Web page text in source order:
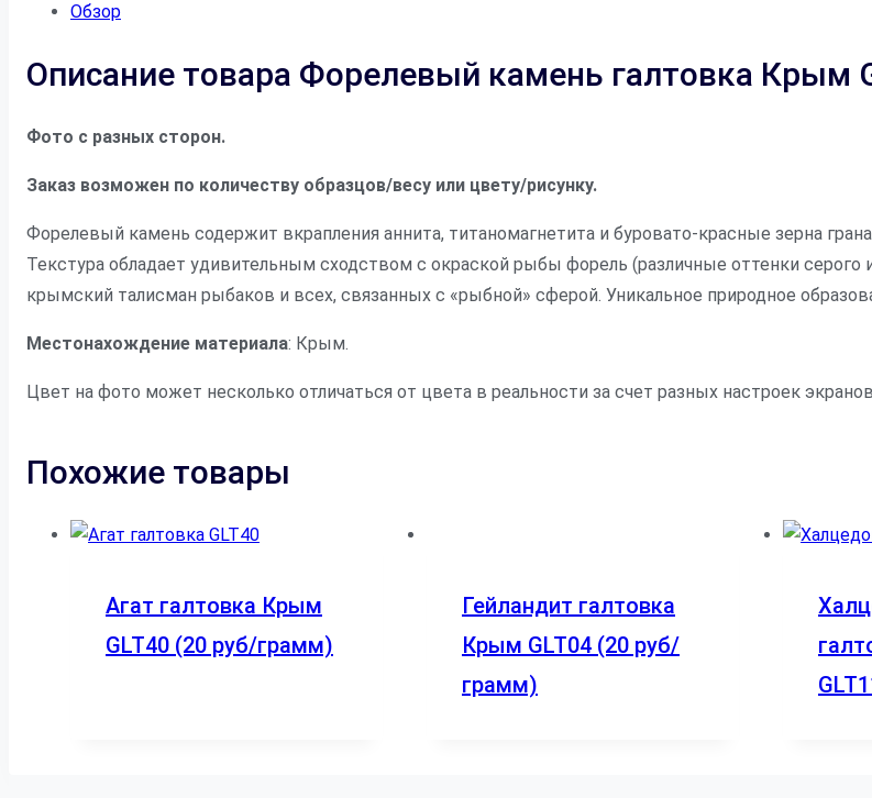
Обзор
Описание товара Форелевый камень галтовка Крым
Фото с разных сторон.
Заказ возможен по количеству образцов/весу или цвету/рисунку.
Форелевый камень содержит вкрапления аннита, титаномагнетита и буровато-красные зерна
Текстура обладает удивительным сходством с окраской рыбы форель (различные оттенки
крымский талисман рыбаков и всех, связанных с «рыбной» сферой. Уникальное природное
Местонахождение материала: Крым.
Цвет на фото может несколько отличаться от цвета в реальности за счет разных настроек
Похожие товары
Агат галтовка Крым
GLT40 (20 руб/грамм)
Гейландит галтовка
Крым GLT04 (20 руб/
грамм)